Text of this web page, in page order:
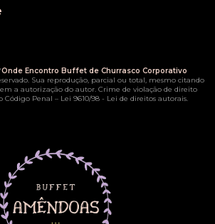
Onde Encontro Buffet de Churrasco Corporativo
Sua reprodução, parcial ou total, mesmo citando
a autorização do autor. Crime de violação de direito
Código Penal – Lei 9610/98 - Lei de direitos autorais.